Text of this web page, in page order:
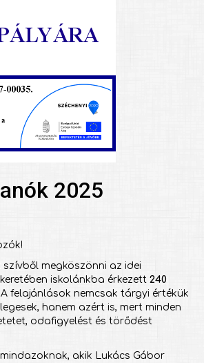
2025
szívből megköszönni az idei
iskolánkba érkezett 240
A felajánlások nemcsak tárgyi értékük
hanem azért is, mert minden
odafigyelést és törődést
akik Lukács Gábor